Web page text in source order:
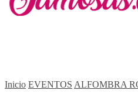
Inicio EVENTOS ALFOMBRA